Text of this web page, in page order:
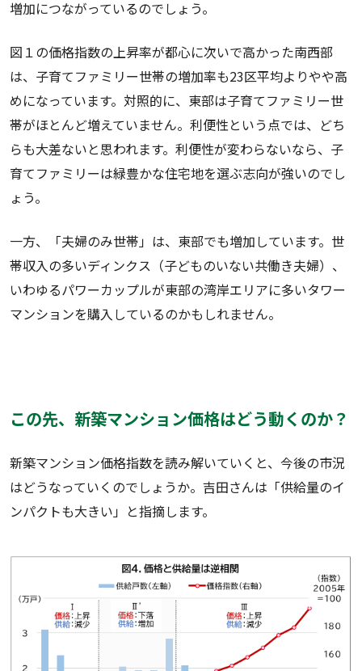
増加につながっているのでしょう。
図１の価格指数の上昇率が都心に次いで高かった南西部
は、子育てファミリー世帯の増加率も23区平均よりやや高
めになっています。対照的に、東部は子育てファミリー世
帯がほとんど増えていません。利便性という点では、どち
らも大差ないと思われます。利便性が変わらないなら、子
育てファミリーは緑豊かな住宅地を選ぶ志向が強いのでし
ょう。
一方、「夫婦のみ世帯」は、東部でも増加しています。世
帯収入の多いディンクス（子どものいない共働き夫婦）、
いわゆるパワーカップルが東部の湾岸エリアに多いタワー
マンションを購入しているのかもしれません。
この先、新築マンション価格はどう動くのか？
新築マンション価格指数を読み解いていくと、今後の市況
はどうなっていくのでしょうか。吉田さんは「供給量のイ
ンパクトも大きい」と指摘します。